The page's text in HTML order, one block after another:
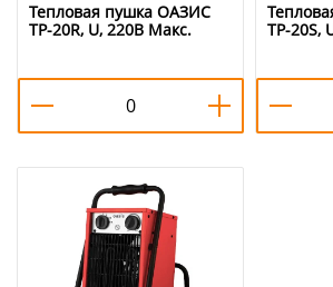
Тепловая пушка ОАЗИС
TP-20R, U, 220В Макс.
TP-20S,